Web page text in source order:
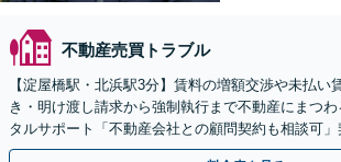
不動産売買トラブル
【淀屋橋駅・北浜駅3分】賃料の増額交渉や未払い
き・明け渡し請求から強制執行まで不動産にまつ
タルサポート「不動産会社との顧問契約も相談可
未払い対応／立退・建物の明け渡し請求／立退料